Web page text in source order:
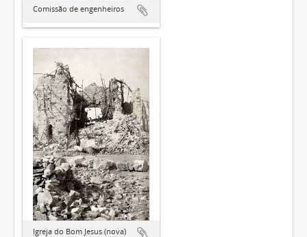
Comissão de engenheiros
Igreja do Bom Jesus (nova)